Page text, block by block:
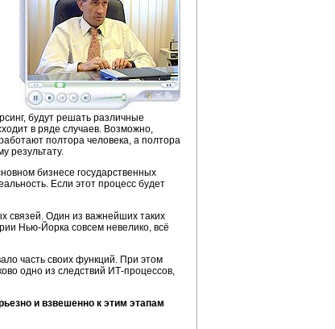
будут решать различные
в ряде случаев. Возможно,
полтора человека, а полтора
результату.
бизнесе государственных
Если этот процесс будет
связей. Один из важнейших таких
Нью-Йорка совсем невелико, всё
часть своих функций. При этом
одно из следствий ИТ-процессов,
и взвешенно к этим этапам